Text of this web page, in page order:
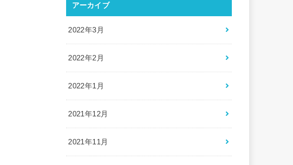
アーカイブ
2022年3月
2022年2月
2022年1月
2021年12月
2021年11月